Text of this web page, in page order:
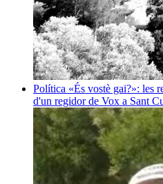
Política «És vostè gai?»: les
d'un regidor de Vox a Sant